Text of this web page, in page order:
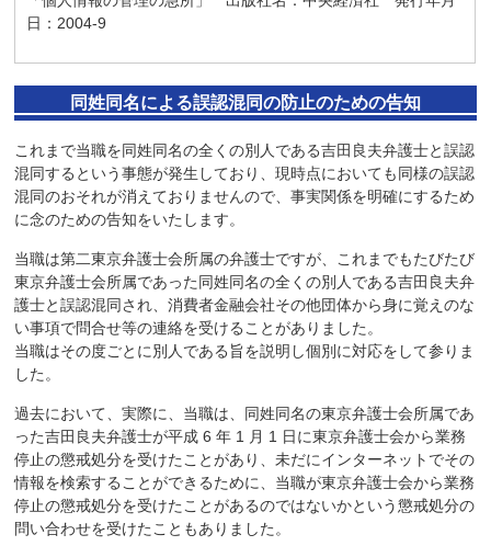
日：2004-9
同姓同名による誤認混同の防止のための告知
これまで当職を同姓同名の全くの別人である吉田良夫弁護士と誤認
混同するという事態が発生しており、現時点においても同様の誤認
混同のおそれが消えておりませんので、事実関係を明確にするため
に念のための告知をいたします。
当職は第二東京弁護士会所属の弁護士ですが、これまでもたびたび
東京弁護士会所属であった同姓同名の全くの別人である吉田良夫弁
護士と誤認混同され、消費者金融会社その他団体から身に覚えのな
い事項で問合せ等の連絡を受けることがありました。
当職はその度ごとに別人である旨を説明し個別に対応をして参りま
した。
過去において、実際に、当職は、同姓同名の東京弁護士会所属であ
った吉田良夫弁護士が平成 6 年 1 月 1 日に東京弁護士会から業務
停止の懲戒処分を受けたことがあり、未だにインターネットでその
情報を検索することができるために、当職が東京弁護士会から業務
停止の懲戒処分を受けたことがあるのではないかという懲戒処分の
問い合わせを受けたこともありました。